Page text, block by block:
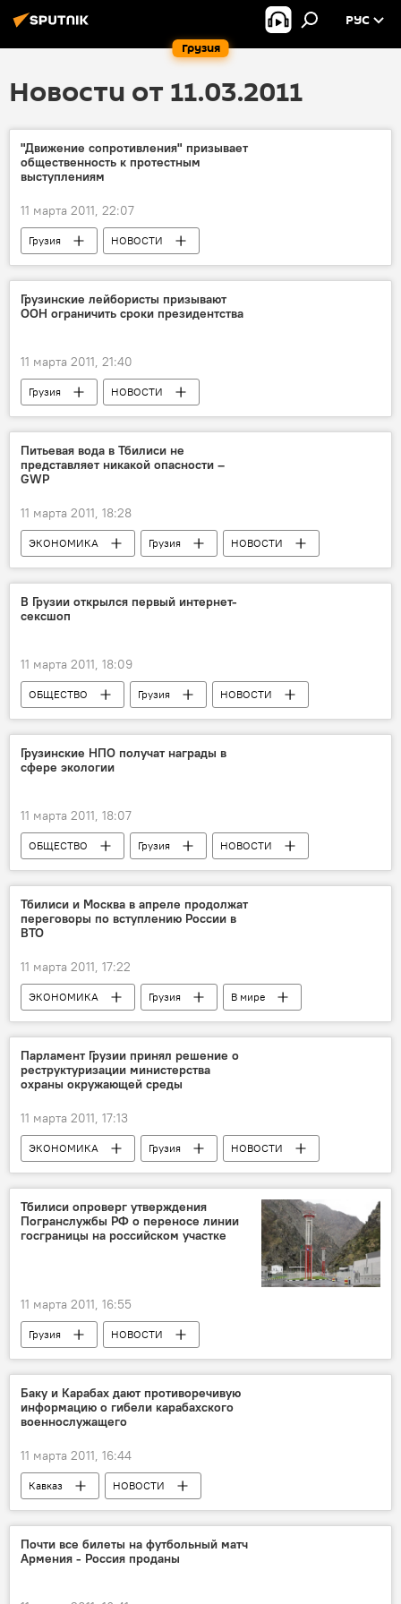
Грузия
РУС
Новости от 11.03.2011
"Движение сопротивления" призывает
общественность к протестным
выступлениям
11 марта 2011, 22:07
Грузия НОВОСТИ
Грузинские лейбористы призывают
ООН ограничить сроки президентства
11 марта 2011, 21:40
Грузия НОВОСТИ
Питьевая вода в Тбилиси не
представляет никакой опасности –
GWP
11 марта 2011, 18:28
ЭКОНОМИКА Грузия НОВОСТИ
В Грузии открылся первый интернет-
сексшоп
11 марта 2011, 18:09
ОБЩЕСТВО Грузия НОВОСТИ
Грузинские НПО получат награды в
сфере экологии
11 марта 2011, 18:07
ОБЩЕСТВО Грузия
НОВОСТИ
Анонсы
Тбилиси и Москва в апреле продолжат
переговоры по вступлению России в
ВТО
11 марта 2011, 17:22
ЭКОНОМИКА Грузия
В мире
НОВОСТИ
Грузия не пускает Россию в ВТО
Парламент Грузии принял решение о
реструктуризации министерства
охраны окружающей среды
11 марта 2011, 17:13
ЭКОНОМИКА Грузия НОВОСТИ
Тбилиси опроверг утверждения
Погранслужбы РФ о переносе линии
госграницы на российском участке
11 марта 2011, 16:55
Грузия НОВОСТИ
Баку и Карабах дают противоречивую
информацию о гибели карабахского
военнослужащего
11 марта 2011, 16:44
Кавказ
НОВОСТИ
ПРОИСШЕСТВИЯ
Почти все билеты на футбольный матч
Армения - Россия проданы